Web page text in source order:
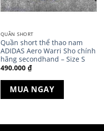
QUẦN SHORT
Quần short thể thao nam
ADIDAS Aero Warri Sho chính
hãng secondhand – Size S
490.000 ₫
MUA NGAY